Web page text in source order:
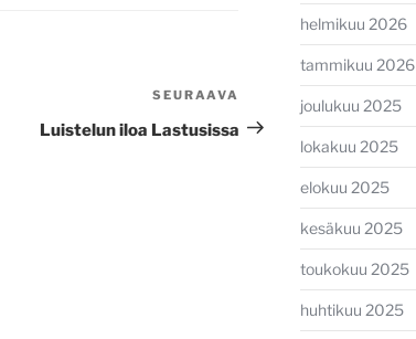
Seuraava
artikkeli
SEURAAVA
Luistelun iloa Lastusissa
helmikuu 2026
tammikuu 2026
joulukuu 2025
lokakuu 2025
elokuu 2025
kesäkuu 2025
toukokuu 2025
huhtikuu 2025